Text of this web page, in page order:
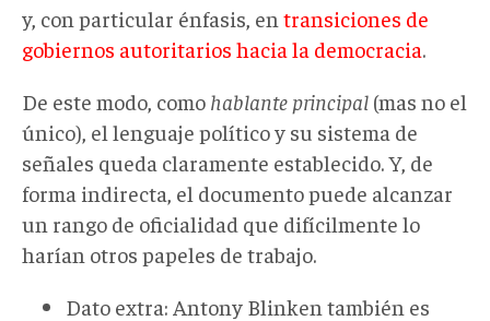
y, con particular énfasis, en transiciones de
gobiernos autoritarios hacia la democracia.
De este modo, como hablante principal (mas no el
único), el lenguaje político y su sistema de
señales queda claramente establecido. Y, de
forma indirecta, el documento puede alcanzar
un rango de oficialidad que difícilmente lo
harían otros papeles de trabajo.
Dato extra: Antony Blinken también es